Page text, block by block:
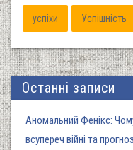
успіхи Успішність
Останні записи
Аномальний Фенікс:
всупереч війні та